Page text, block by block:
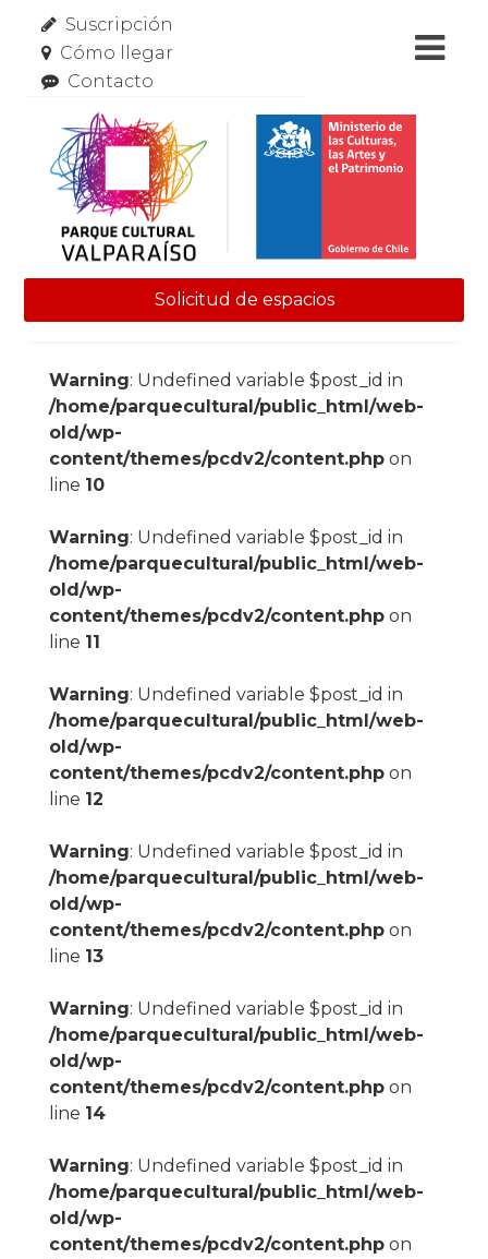
Suscripción
Cómo llegar
Contacto
Solicitud de espacios
Warning: Undefined variable $post_id in
/home/parquecultural/public_html/web-
old/wp-
content/themes/pcdv2/content.phpon
line 10
Warning: Undefined variable $post_id in
/home/parquecultural/public_html/web-
old/wp-
content/themes/pcdv2/content.phpon
line 11
Warning: Undefined variable $post_id in
/home/parquecultural/public_html/web-
old/wp-
content/themes/pcdv2/content.phpon
line 12
Warning: Undefined variable $post_id in
/home/parquecultural/public_html/web-
old/wp-
content/themes/pcdv2/content.phpon
line 13
Warning: Undefined variable $post_id in
/home/parquecultural/public_html/web-
old/wp-
content/themes/pcdv2/content.phpon
line 14
Warning: Undefined variable $post_id in
/home/parquecultural/public_html/web-
old/wp-
content/themes/pcdv2/content.phpon